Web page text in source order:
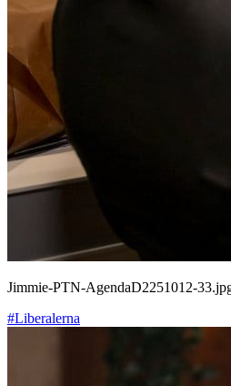
Jimmie-PTN-AgendaD2251012-
#Liberalerna